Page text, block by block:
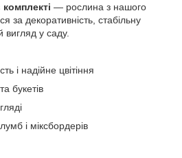
— рослина з нашого
за декоративність, стабільну
вигляд у саду.
і надійне цвітіння
букетів
і міксбордерів